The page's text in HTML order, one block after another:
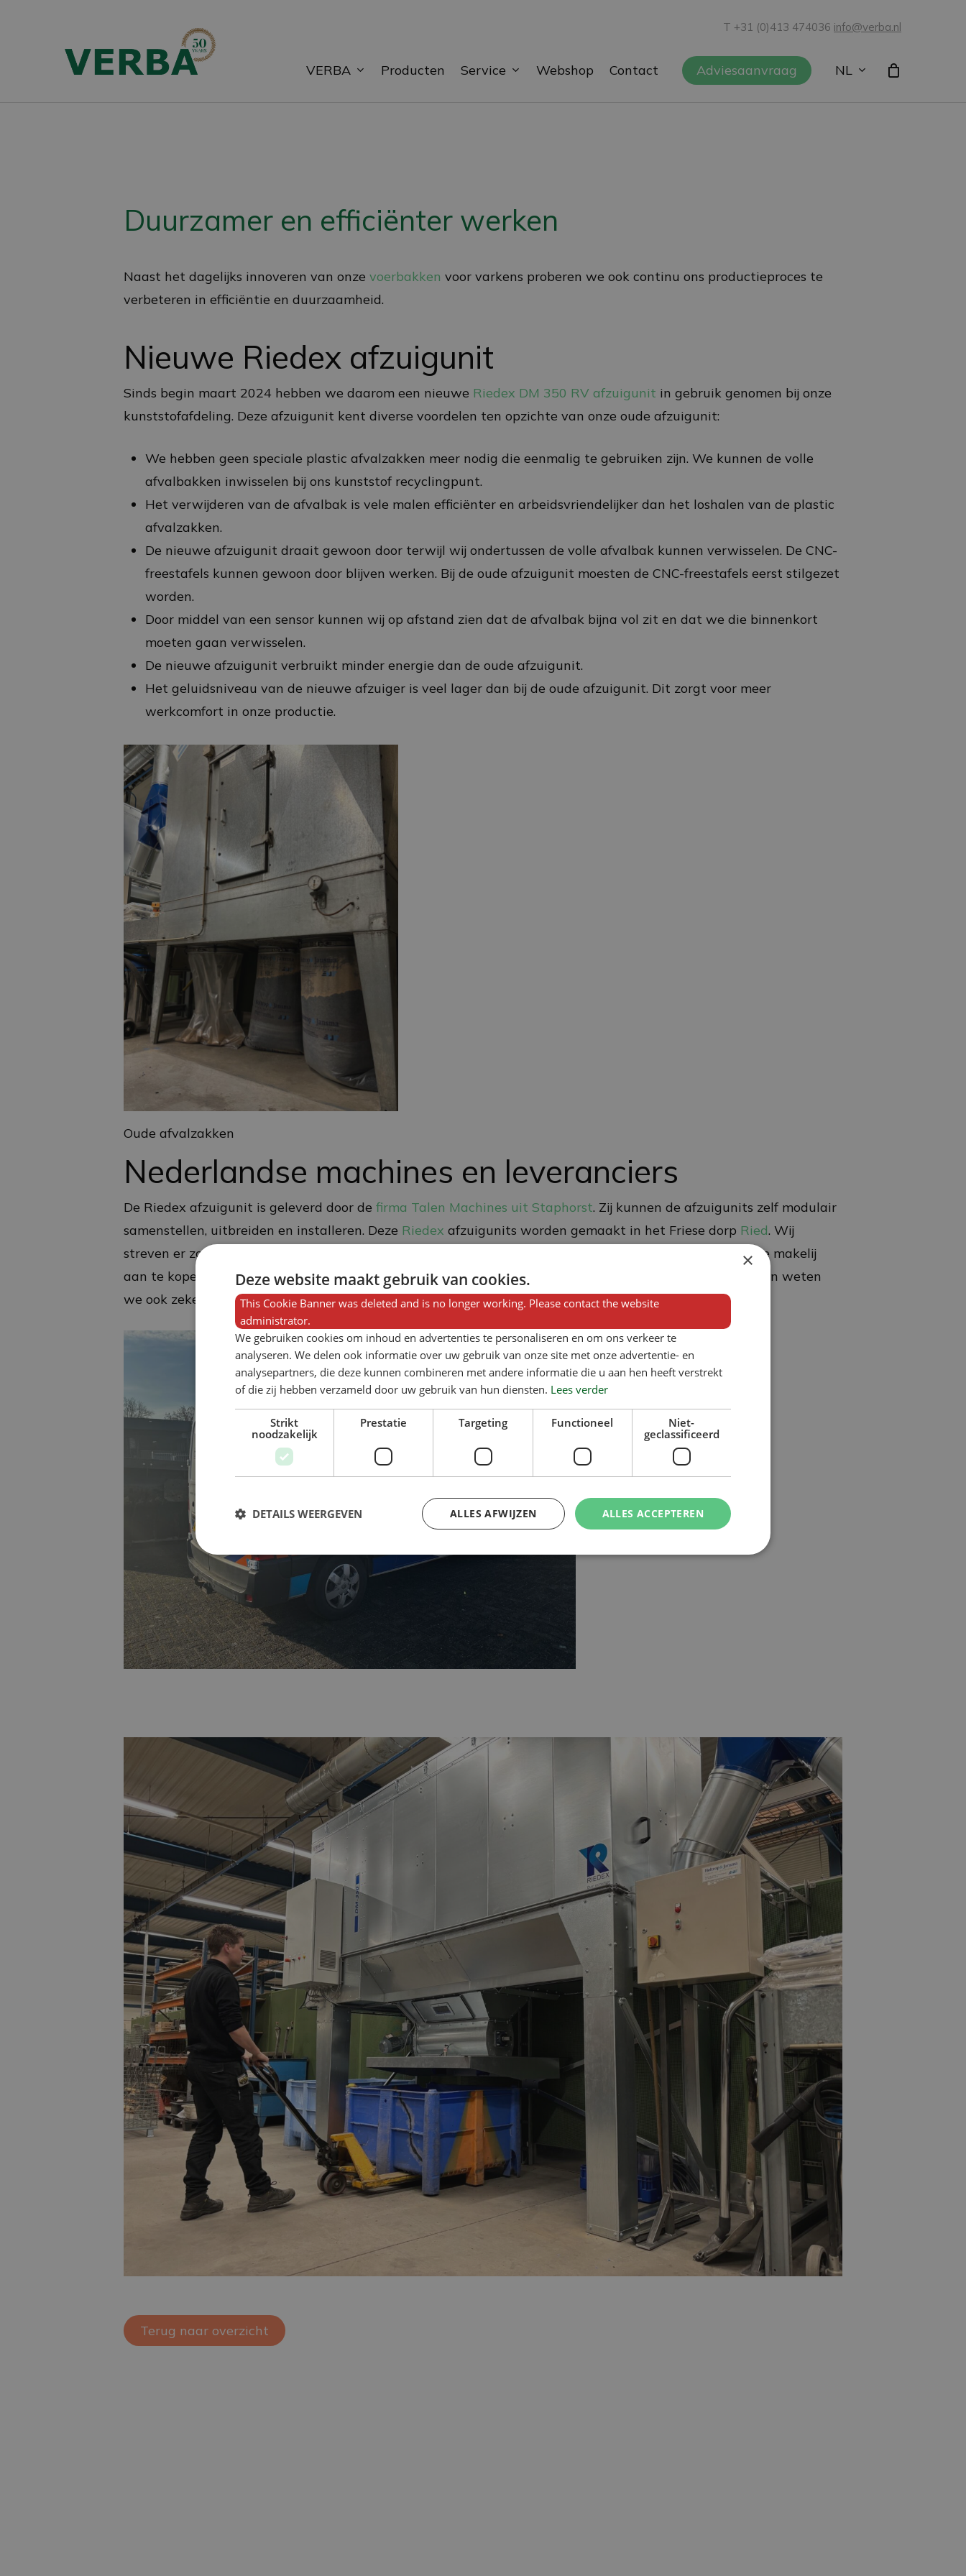
T +31 (0)413 474036 info@verba.nl
VERBA Producten Service Webshop Contact Adviesaanvraag NL
Duurzamer en efficiënter werken
Naast het dagelijks innoveren van onze voerbakken voor varkens proberen we ook continu ons productieproces te
verbeteren in efficiëntie en duurzaamheid.
Nieuwe Riedex afzuigunit
Sinds begin maart 2024 hebben we daarom een nieuwe Riedex DM 350 RV afzuigunit in gebruik genomen bij onze
kunststofafdeling. Deze afzuigunit kent diverse voordelen ten opzichte van onze oude afzuigunit:
We hebben geen speciale plastic afvalzakken meer nodig die eenmalig te gebruiken zijn. We kunnen de volle
afvalbakken inwisselen bij ons kunststof recyclingpunt.
Het verwijderen van de afvalbak is vele malen efficiënter en arbeidsvriendelijker dan het loshalen van de plastic
afvalzakken.
De nieuwe afzuigunit draait gewoon door terwijl wij ondertussen de volle afvalbak kunnen verwisselen. De CNC-
freestafels kunnen gewoon door blijven werken. Bij de oude afzuigunit moesten de CNC-freestafels eerst stilgezet
worden.
Door middel van een sensor kunnen wij op afstand zien dat de afvalbak bijna vol zit en dat we die binnenkort
moeten gaan verwisselen.
De nieuwe afzuigunit verbruikt minder energie dan de oude afzuigunit.
Het geluidsniveau van de nieuwe afzuiger is veel lager dan bij de oude afzuigunit. Dit zorgt voor meer
werkcomfort in onze productie.
Oude afvalzakken
Nederlandse machines en leveranciers
De Riedex afzuigunit is geleverd door de firma Talen Machines uit Staphorst. Zij kunnen de afzuigunits zelf modulair
samenstellen, uitbreiden en installeren. Deze Riedex afzuigunits worden gemaakt in het Friese dorp Ried. Wij
streven er zoveel mogelijk naar om naast onze materialen ook zoveel mogelijk machines van Nederlandse makelij
aan te kopen. Kwalitatief zijn Nederlandse machines van een erg hoog niveau en als er storingen optreden weten
we ook zeker dat we ons productieproces zo snel mogelijk kunnen hervatten.
Terug naar overzicht
×
Deze website maakt gebruik van cookies.
This Cookie Banner was deleted and is no longer working. Please contact the website
administrator.
We gebruiken cookies om inhoud en advertenties te personaliseren en om ons verkeer te
analyseren. We delen ook informatie over uw gebruik van onze site met onze advertentie- en
analysepartners, die deze kunnen combineren met andere informatie die u aan hen heeft verstrekt
of die zij hebben verzameld door uw gebruik van hun diensten. Lees verder
Strikt
noodzakelijk
Prestatie Targeting Functioneel
Niet-
geclassificeerd
ALLES ACCEPTEREN
ALLES AFWIJZEN
DETAILS WEERGEVEN